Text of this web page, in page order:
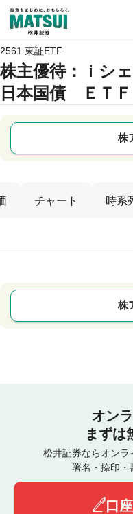
2561 東証ETF
株主優待：ｉシ
日本国債 ＥＴＦ
株
チャート 時系
株
オン
まずは
松井証券ならオンラ
署名・捺印・
口